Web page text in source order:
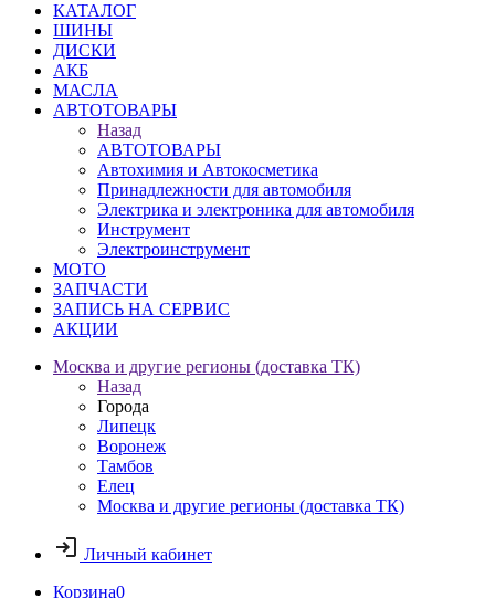
КАТАЛОГ
ШИНЫ
ДИСКИ
АКБ
МАСЛА
АВТОТОВАРЫ
Назад
АВТОТОВАРЫ
Автохимия и Автокосметика
Принадлежности для автомобиля
Электрика и электроника для автомобиля
Инструмент
Электроинструмент
МОТО
ЗАПЧАСТИ
ЗАПИСЬ НА СЕРВИС
АКЦИИ
Москва и другие регионы (доставка ТК)
Назад
Города
Липецк
Воронеж
Тамбов
Елец
Москва и другие регионы (доставка ТК)
Личный кабинет
Корзина0